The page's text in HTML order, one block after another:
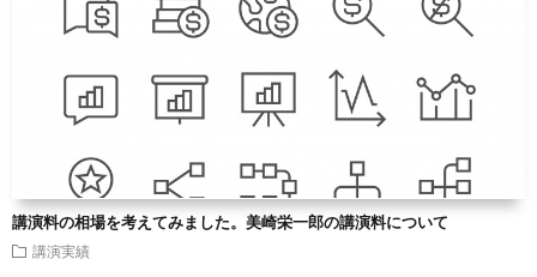
講演料の相場を考えてみました。美崎栄一郎の講演料について
講演実績